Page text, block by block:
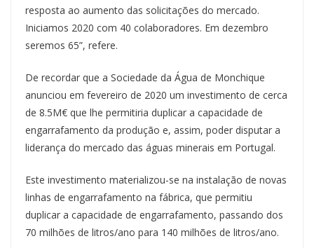
resposta ao aumento das solicitações do mercado.
Iniciamos 2020 com 40 colaboradores. Em dezembro
seremos 65”, refere.
De recordar que a Sociedade da Água de Monchique
anunciou em fevereiro de 2020 um investimento de cerca
de 8.5M€ que lhe permitiria duplicar a capacidade de
engarrafamento da produção e, assim, poder disputar a
liderança do mercado das águas minerais em Portugal.
Este investimento materializou-se na instalação de novas
linhas de engarrafamento na fábrica, que permitiu
duplicar a capacidade de engarrafamento, passando dos
70 milhões de litros/ano para 140 milhões de litros/ano.